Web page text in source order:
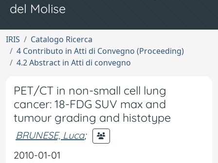
del Molise
IRIS
Catalogo Ricerca
4 Contributo in Atti di Convegno (Proceeding)
4.2 Abstract in Atti di convegno
PET/CT in non-small cell lung
cancer: 18-FDG SUV max and
tumour grading and histotype
BRUNESE, Luca;
2010-01-01